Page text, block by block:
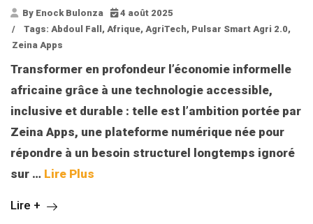
By Enock Bulonza
4 août 2025
/
Tags: Abdoul Fall, Afrique, AgriTech, Pulsar Smart Agri 2.0,
Zeina Apps
Transformer en profondeur l’économie informelle
africaine grâce à une technologie accessible,
inclusive et durable : telle est l’ambition portée par
Zeina Apps, une plateforme numérique née pour
répondre à un besoin structurel longtemps ignoré
sur … Lire Plus
Lire +